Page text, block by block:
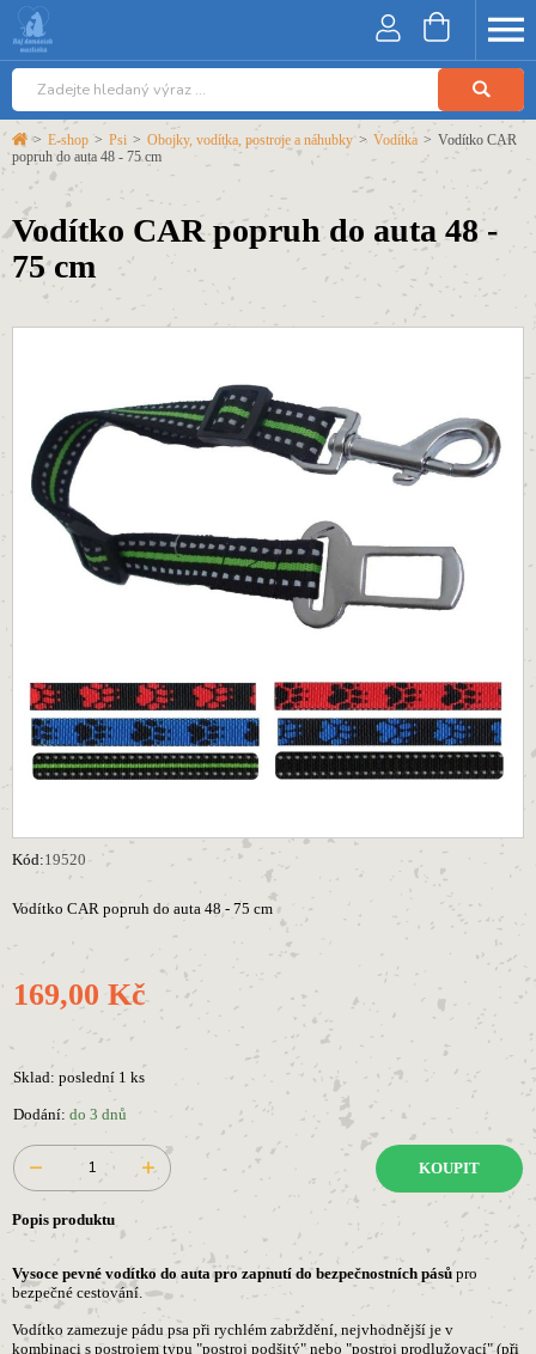
> E-shop > Psi > Obojky, vodítka, postroje a náhubky > Vodítka > Vodítko CAR
popruh do auta 48 - 75 cm
Vodítko CAR popruh do auta 48 -
75 cm
Kód:19520
Vodítko CAR popruh do auta 48 - 75 cm
169,00 Kč
Sklad: poslední 1 ks
Dodání: do 3 dnů
KOUPIT
Popis produktu
Vysoce pevné vodítko do auta pro zapnutí do bezpečnostních pásů pro
bezpečné cestování.
Vodítko zamezuje pádu psa při rychlém zabrždění, nejvhodnější je v
kombinaci s postrojem typu "postroj podšitý" nebo "postroj prodlužovací" (při